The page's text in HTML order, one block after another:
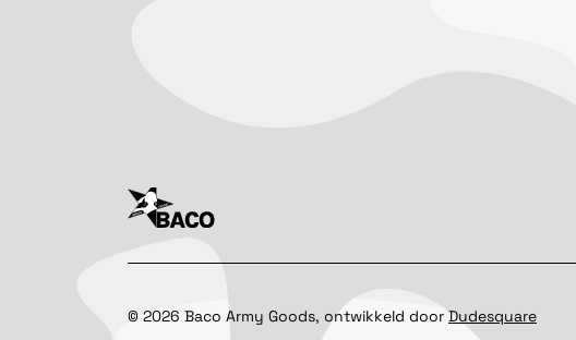
© 2026 Baco Army Goods, ontwikkeld doorDudesquare